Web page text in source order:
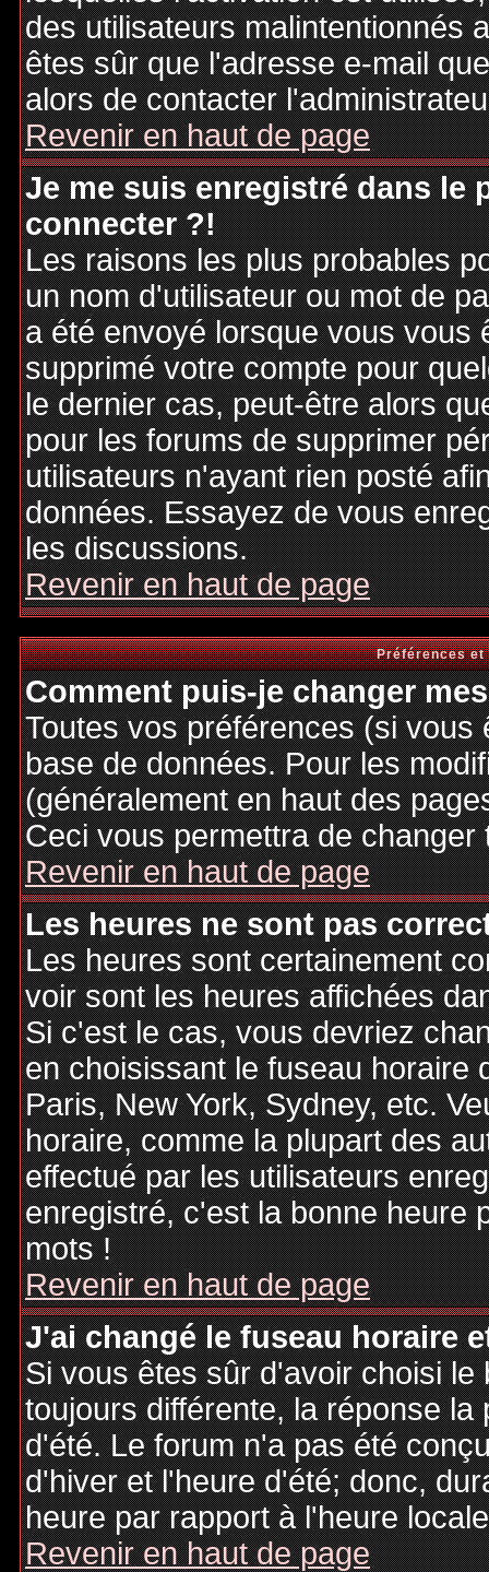
des utilisateurs malintentionnés
êtes sûr que l'adresse e-mail
alors de contacter
Revenir en haut de page
Je me suis enregistré dans le
connecter ?!
Les raisons les plus probables
un nom d'utilisateur ou mot de
a été envoyé lorsque vous vous
supprimé votre compte pour
le dernier cas, peut-être alors
pour les forums de supprimer
utilisateurs n'ayant rien posté
données. Essayez de vous
les discussions.
Revenir en haut de page
Préférences
Comment puis-je changer
Toutes vos préférences (si
base de données. Pour les
(généralement en haut des
Ceci vous permettra de
Revenir en haut de page
Les heures ne sont pas
Les heures sont certainement
voir sont les heures affichées
Si c'est le cas, vous devriez
en choisissant le fuseau horaire
Paris, New York, Sydney, etc.
horaire, comme la plupart des
effectué par les utilisateurs
enregistré, c'est la bonne heure
mots !
Revenir en haut de page
J'ai changé le fuseau horaire
Si vous êtes sûr d'avoir choisi
toujours différente, la réponse
d'été. Le forum n'a pas été
d'hiver et l'heure d'été; donc,
heure par rapport à l'heure
Revenir en haut de page